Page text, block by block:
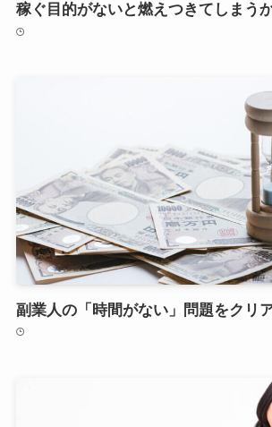
稼ぐ目的がないと燃えつきてしまう
副業人の「時間がない」問題をクリ